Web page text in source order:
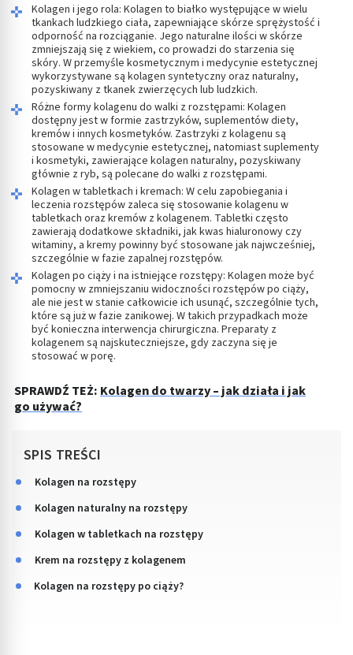
Kolagen i jego rola: Kolagen to białko występujące w wielu
tkankach ludzkiego ciała, zapewniające skórze sprężystość i
odporność na rozciąganie. Jego naturalne ilości w skórze
zmniejszają się z wiekiem, co prowadzi do starzenia się
skóry. W przemyśle kosmetycznym i medycynie estetycznej
wykorzystywane są kolagen syntetyczny oraz naturalny,
pozyskiwany z tkanek zwierzęcych lub ludzkich.
Różne formy kolagenu do walki z rozstępami: Kolagen
dostępny jest w formie zastrzyków, suplementów diety,
kremów i innych kosmetyków. Zastrzyki z kolagenu są
stosowane w medycynie estetycznej, natomiast suplementy
i kosmetyki, zawierające kolagen naturalny, pozyskiwany
głównie z ryb, są polecane do walki z rozstępami.
Kolagen w tabletkach i kremach: W celu zapobiegania i
leczenia rozstępów zaleca się stosowanie kolagenu w
tabletkach oraz kremów z kolagenem. Tabletki często
zawierają dodatkowe składniki, jak kwas hialuronowy czy
witaminy, a kremy powinny być stosowane jak najwcześniej,
szczególnie w fazie zapalnej rozstępów.
Kolagen po ciąży i na istniejące rozstępy: Kolagen może być
pomocny w zmniejszaniu widoczności rozstępów po ciąży,
ale nie jest w stanie całkowicie ich usunąć, szczególnie tych,
które są już w fazie zanikowej. W takich przypadkach może
być konieczna interwencja chirurgiczna. Preparaty z
kolagenem są najskuteczniejsze, gdy zaczyna się je
stosować w porę.
SPRAWDŹ TEŻ: Kolagen do twarzy – jak działa i jak
go używać?
SPIS TREŚCI
Kolagen na rozstępy
Kolagen naturalny na rozstępy
Kolagen w tabletkach na rozstępy
Krem na rozstępy z kolagenem
Kolagen na rozstępy po ciąży?